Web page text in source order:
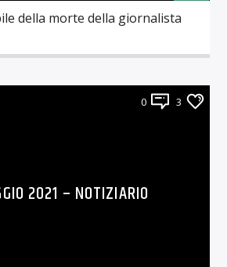
della morte della giornalista
0 3
2021 – NOTIZIARIO